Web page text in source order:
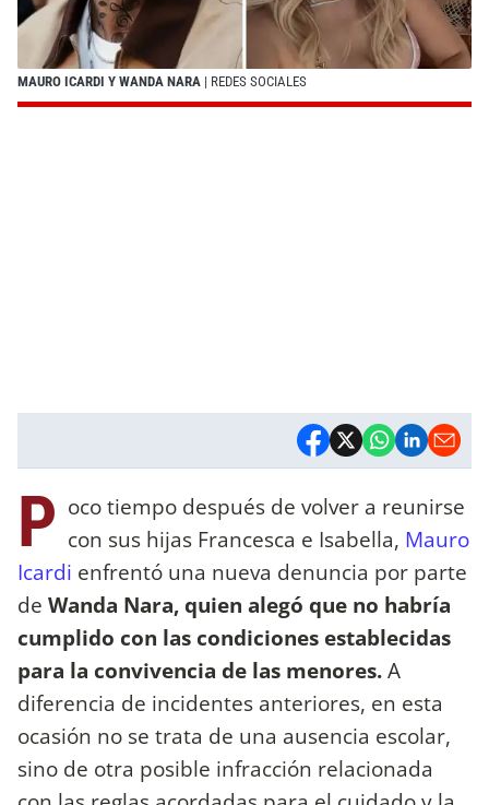
MAURO ICARDI Y WANDA NARA | REDES SOCIALES
P oco tiempo después de volver a reunirse
con sus hijas Francesca e Isabella, Mauro
Icardi enfrentó una nueva denuncia por parte
de Wanda Nara, quien alegó que no habría
cumplido con las condiciones establecidas
para la convivencia de las menores.A
diferencia de incidentes anteriores, en esta
ocasión no se trata de una ausencia escolar,
sino de otra posible infracción relacionada